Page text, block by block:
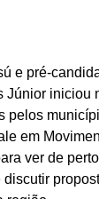
do
utilizada
o
em
ao final
R$ 862,9
e pré-
Júnior iniciou
pelos
em
ver de